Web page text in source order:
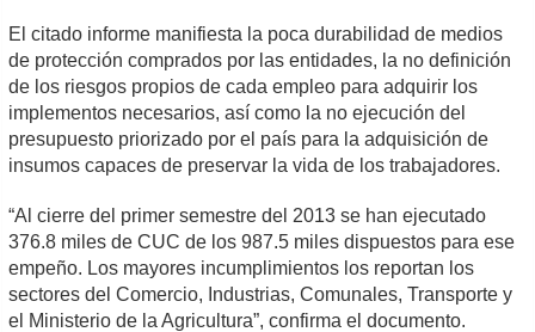
El citado informe manifiesta la poca durabilidad de medios
de protección comprados por las entidades, la no definición
de los riesgos propios de cada empleo para adquirir los
implementos necesarios, así como la no ejecución del
presupuesto priorizado por el país para la adquisición de
insumos capaces de preservar la vida de los trabajadores.
“Al cierre del primer semestre del 2013 se han ejecutado
376.8 miles de CUC de los 987.5 miles dispuestos para ese
empeño. Los mayores incumplimientos los reportan los
sectores del Comercio, Industrias, Comunales, Transporte y
el Ministerio de la Agricultura”, confirma el documento.